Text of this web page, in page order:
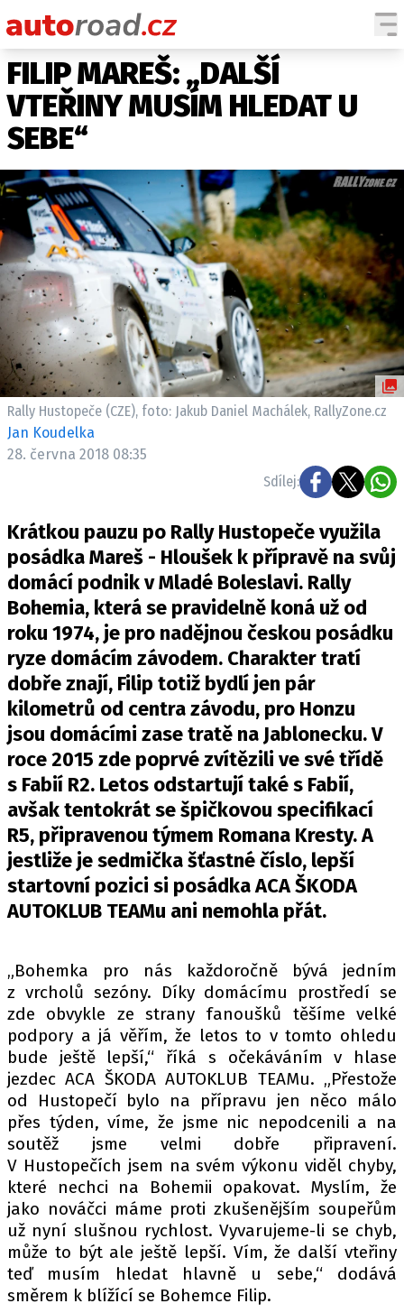
AUTA
TESTY AUT
SPY
HISTORIE
ZAJÍMAVOSTI
TECHNIKA
EKONOMIKA
ČESKÝ TRH
TUNING
PROFI
ELEKTRO
NOVINKY ZE SVĚTA EV
TESTY ELEKTROMOBILŮ
RALLY
OSTATNÍ
TISKOVKY
ROZHOVORY
DAKAR
Z DOMOVA
ZE SVĚTA
MOTORSPORT
PIT LANE
ČEŠI V AKCI
FIA CEZ & POHÁRY
MEZINÁRODNÍ SCÉNA
Máte příběh, fotku nebo video?
Pošlete e-mail na autoroad.cz
ETICKÝ KODEX
KONTAKT
VYDAVATEL
INZERCE
OSOBNÍ ÚDAJE / COOKIES
Provozovatelem serveru autoroad.cz je
INCORP MEDIA GROUP s.r.o., IČ: 118 23 054
FILIP MAREŠ: „DALŠÍ
VTEŘINY MUSÍM HLEDAT U
SEBE“
Rally Hustopeče (CZE), foto: Jakub Daniel Machálek, RallyZone.cz
Jan Koudelka
28. června 2018 08:35
Sdílej:
Krátkou pauzu po Rally Hustopeče využila
posádka Mareš - Hloušek k přípravě na svůj
domácí podnik v Mladé Boleslavi. Rally
Bohemia, která se pravidelně koná už od
roku 1974, je pro nadějnou českou posádku
ryze domácím závodem. Charakter tratí
dobře znají, Filip totiž bydlí jen pár
kilometrů od centra závodu, pro Honzu
jsou domácími zase tratě na Jablonecku. V
roce 2015 zde poprvé zvítězili ve své třídě
s Fabií R2. Letos odstartují také s Fabií,
avšak tentokrát se špičkovou specifikací
R5, připravenou týmem Romana Kresty. A
jestliže je sedmička šťastné číslo, lepší
startovní pozici si posádka ACA ŠKODA
AUTOKLUB TEAMu ani nemohla přát.
„Bohemka pro nás každoročně bývá jedním
z vrcholů sezóny. Díky domácímu prostředí se
zde obvykle ze strany fanoušků těšíme velké
podpory a já věřím, že letos to v tomto ohledu
bude ještě lepší,“ říká s očekáváním v hlase
jezdec ACA ŠKODA AUTOKLUB TEAMu. „Přestože
od Hustopečí bylo na přípravu jen něco málo
přes týden, víme, že jsme nic nepodcenili a na
soutěž jsme velmi dobře připravení.
V Hustopečích jsem na svém výkonu viděl chyby,
které nechci na Bohemii opakovat. Myslím, že
jako nováčci máme proti zkušenějším soupeřům
už nyní slušnou rychlost. Vyvarujeme-li se chyb,
může to být ale ještě lepší. Vím, že další vteřiny
teď musím hledat hlavně u sebe,“ dodává
směrem k blížící se Bohemce Filip.